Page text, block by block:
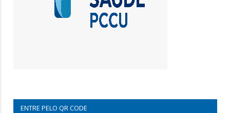
ENTRE PELO QR CODE